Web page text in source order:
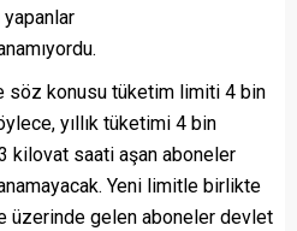
söz konusu tüketim limiti 4 bin
yıllık tüketimi 4 bin
kilovat saati aşan aboneler
Yeni limitle birlikte
üzerinde gelen aboneler devlet